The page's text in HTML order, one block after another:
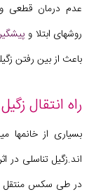
عدم درمان قطعی
روشهای ابتلا و
باعث از بین رفتن زگیلها میشود
راه انتقال
بسیاری از خانمها
اند.زگیل تناسلی در
در طی سکس منتقل